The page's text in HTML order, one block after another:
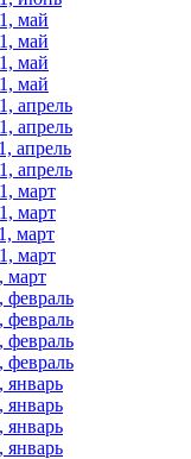
май
май
май
май
апрель
апрель
апрель
апрель
март
март
март
март
март
февраль
февраль
февраль
февраль
январь
январь
январь
январь